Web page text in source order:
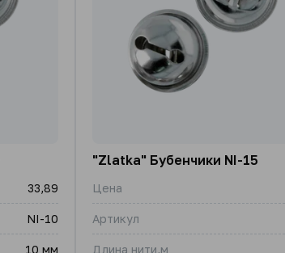
33,89
NI-10
10 мм
"Zlatka" Бубенчики NI-15
Цена
Артикул
Длина нити,м